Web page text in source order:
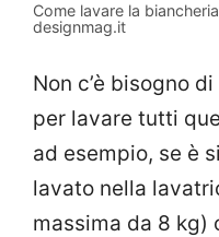
Come lavare la
designmag.it
Non c’è bisogno
per lavare tutti
ad esempio, se è
lavato nella
massima da 8 kg)